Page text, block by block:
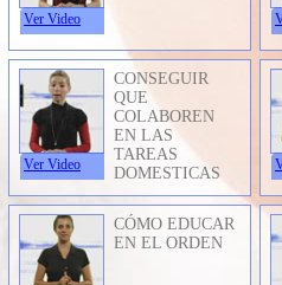
Ver Video
Ver Video
CONSEGUIR
QUE
COLABOREN
EN LAS
TAREAS
DOMESTICAS
CÓMO EDUCAR
EN EL ORDEN